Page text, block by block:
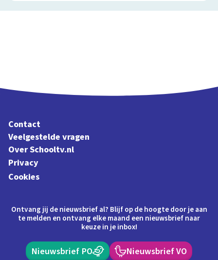
Contact
Veelgestelde vragen
Over Schooltv.nl
Privacy
Cookies
Ontvang jij de nieuwsbrief al? Blijf op de hoogte door je aan
te melden en ontvang elke maand een nieuwsbrief naar
keuze in je inbox!
Nieuwsbrief PO Nieuwsbrief VO